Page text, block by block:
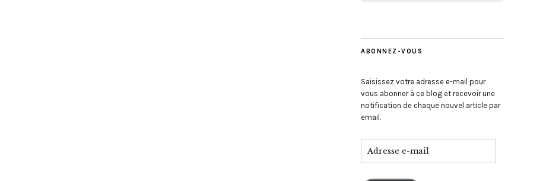
ABONNEZ-VOUS
Saisissez votre adresse e-mail pour
vous abonner à ce blog et recevoir une
notification de chaque nouvel article par
email.